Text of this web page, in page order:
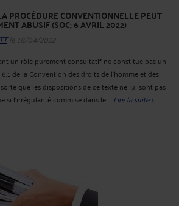
PROCÉDURE CONVENTIONNELLE PEUT
ABUSIF (SOC; 6 AVRIL 2022)
le 18/04/2022
un rôle purement consultatif ne constitue pas un
de la Convention des droits de l'homme et des
que les dispositions de ce texte ne lui sont pas
si l'irrégularité commise dans le ... Lire la suite >